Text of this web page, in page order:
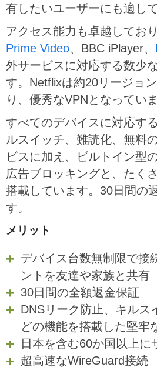
有したいユーザーにも適して
アクセス能力も卓越しており
Prime Video、BBC iPlayer、
外サービスに対応する数少
す。Netflixは約20リージョ
り、優秀なVPNとなっていま
すべてのデバイスに対応す
ルスイッチ、難読化、無料
ビスに加え、ビルトイン型
広告ブロッキングと、たく
搭載しています。30日間の
す。
メリット
デバイス台数無制限で接
ントを友達や家族と共有
30日間の全額返金保証
DNSリーク防止、キルス
どの機能を搭載した堅牢
日本を含む60か国以上に
超高速なWireGuard接続